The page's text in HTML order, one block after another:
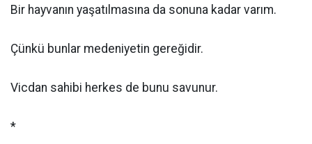
Bir hayvanın yaşatılmasına da sonuna kadar varım.
Çünkü bunlar medeniyetin gereğidir.
Vicdan sahibi herkes de bunu savunur.
*